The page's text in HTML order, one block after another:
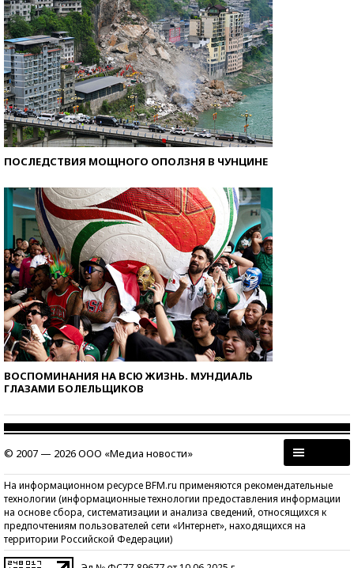
ПОСЛЕДСТВИЯ МОЩНОГО ОПОЛЗНЯ В ЧУНЦИНЕ
ВОСПОМИНАНИЯ НА ВСЮ ЖИЗНЬ. МУНДИАЛЬ
ГЛАЗАМИ БОЛЕЛЬЩИКОВ
© 2007 — 2026 ООО «Медиа новости»
На информационном ресурсе BFM.ru применяются рекомендательные
технологии (информационные технологии предоставления информации
на основе сбора, систематизации и анализа сведений, относящихся к
предпочтениям пользователей сети «Интернет», находящихся на
территории Российской Федерации)